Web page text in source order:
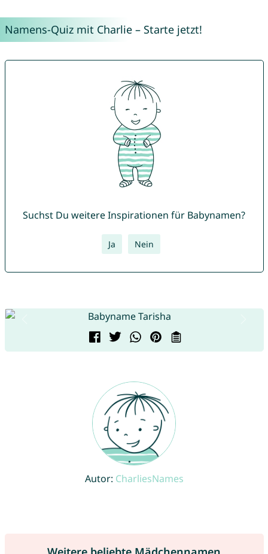
Namens-Quiz mit Charlie – Starte jetzt!
Suchst Du weitere Inspirationen für Babynamen?
Ja Nein
Autor: CharliesNames